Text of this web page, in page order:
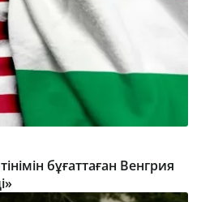
бұғаттаған Венгрия